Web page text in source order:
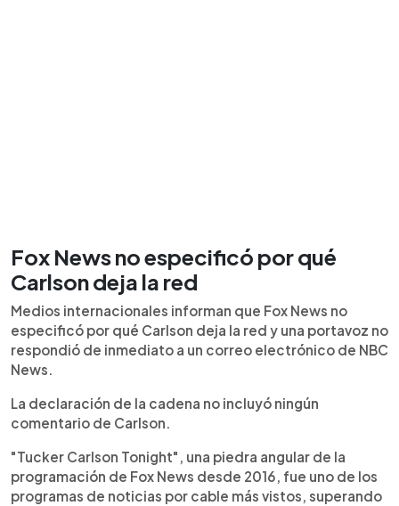
Fox News no especificó por qué
Carlson deja la red
Medios internacionales informan que Fox News no
especificó por qué Carlson deja la red y una portavoz no
respondió de inmediato a un correo electrónico de NBC
News.
La declaración de la cadena no incluyó ningún
comentario de Carlson.
"Tucker Carlson Tonight", una piedra angular de la
programación de Fox News desde 2016, fue uno de los
programas de noticias por cable más vistos, superando